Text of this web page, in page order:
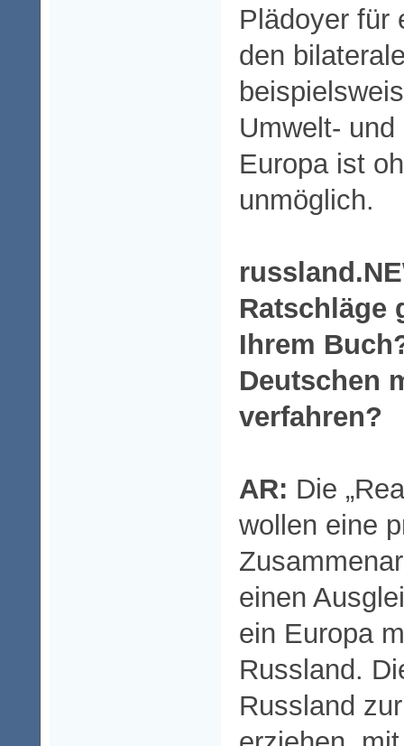
Plädoyer für
den
Umwelt-
Europa ist
unmöglich.
Ratschläge
Ihrem
Deutschen
verfahren?
AR: Die
wollen eine
einen
ein Europa
Russland.
Russland